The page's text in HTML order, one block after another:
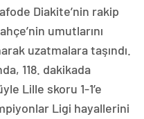
Diakite’nin rakip
umutlarını
uzatmalara taşındı.
118. dakikada
Lille skoru 1-1’e
Ligi hayallerini